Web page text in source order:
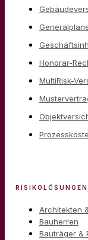
Honorar-
MultiRisk-
RISIKOLÖSUNGEN
Architekten
Bauherren
Bauträger &